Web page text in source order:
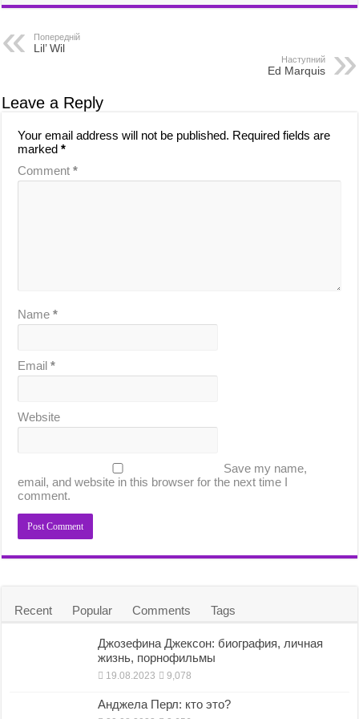
o
k
o
o
ia
e
Попередній
Lil’ Wil
Наступний
Ed Marquis
Leave a Reply
Your email address will not be published. Required fields are
marked*
Comment*
Name*
Email*
Website
Save my name,
email, and website in this browser for the next time I
comment.
Recent Popular Comments Tags
Джозефина Джексон: биография, личная
жизнь, порнофильмы
19.08.2023 9,078
Анджела Перл: кто это?